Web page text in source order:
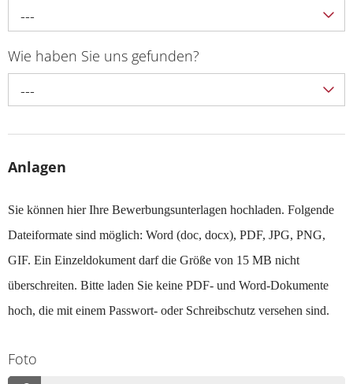
---
Wie haben Sie uns gefunden?
---
Anlagen
Sie können hier Ihre Bewerbungsunterlagen hochladen. Folgende
Dateiformate sind möglich: Word (doc, docx), PDF, JPG, PNG,
GIF. Ein Einzeldokument darf die Größe von 15 MB nicht
überschreiten. Bitte laden Sie keine PDF- und Word-Dokumente
hoch, die mit einem Passwort- oder Schreibschutz versehen sind.
Foto